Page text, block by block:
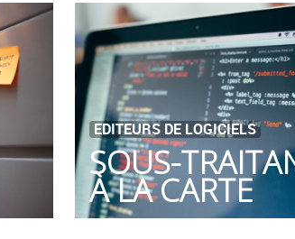
EDITEURS DE LOGICIELS
SOUS-
À LA CARTE